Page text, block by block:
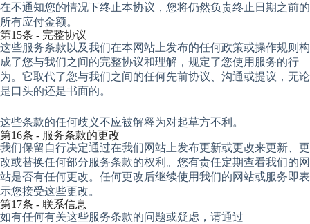
在不通知您的情况下终止本协议，您将仍然负责终止日期之前的
所有应付金额。
第15条 - 完整协议
这些服务条款以及我们在本网站上发布的任何政策或操作规则构
成了您与我们之间的完整协议和理解，规定了您使用服务的行
为。它取代了您与我们之间的任何先前协议、沟通或提议，无论
是口头的还是书面的。
这些条款的任何歧义不应被解释为对起草方不利。
第16条 - 服务条款的更改
我们保留自行决定通过在我们网站上发布更新或更改来更新、更
改或替换任何部分服务条款的权利。您有责任定期查看我们的网
站是否有任何更改。任何更改后继续使用我们的网站或服务即表
示您接受这些更改。
第17条 - 联系信息
如有任何有关这些服务条款的问题或疑虑，请通过